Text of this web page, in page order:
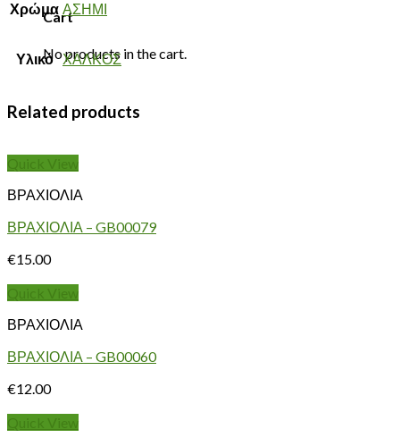
Cart
No products in the cart.
Χρώμα ΑΣΗΜΙ
Υλικό ΧΑΛΚΟΣ
Related products
Quick View
ΒΡΑΧΙΟΛΙΑ
ΒΡΑΧΙΟΛΙΑ – GB00079
€15.00
Quick View
ΒΡΑΧΙΟΛΙΑ
ΒΡΑΧΙΟΛΙΑ – GB00060
€12.00
Quick View